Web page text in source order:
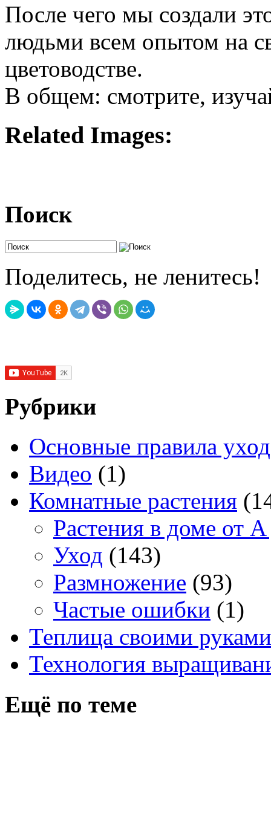
После чего мы создали
людьми всем опытом на
цветоводстве.
В общем: смотрите,
Related Images:
Поиск
Поделитесь, не ленитесь!
Рубрики
Основные правила
Видео (1)
Комнатные растения
Растения в доме от
Уход (143)
Размножение (93)
Частые ошибки (1)
Теплица своими руками
Технология
Ещё по теме